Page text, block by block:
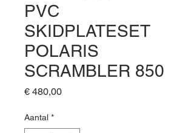
PVC
SKIDPLATESET
POLARIS
SCRAMBLER 850
€ 480,00Prijs
Aantal *